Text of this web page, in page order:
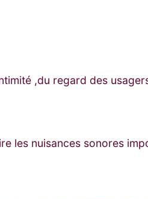
,du regard des
les nuisances sonores